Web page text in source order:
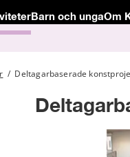
Barn och ungaOm
/ Deltagarbaserade